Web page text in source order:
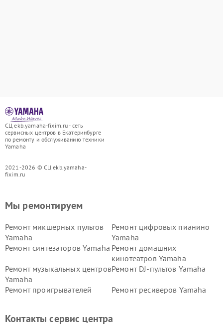
СЦ ekb.yamaha-fixim.ru - сеть
сервисных центров в Екатеринбурге
по ремонту и обслуживанию техники
Yamaha
2021-2026 © СЦ ekb.yamaha-
fixim.ru
Мы ремонтируем
Ремонт микшерных пультов
Yamaha
Ремонт цифровых пианино
Yamaha
Ремонт синтезаторов Yamaha Ремонт домашних
кинотеатров Yamaha
Ремонт музыкальных центров
Yamaha
Ремонт DJ-пультов Yamaha
Ремонт проигрывателей
Ремонт ресиверов Yamaha
Yamaha
Yamaha
Контакты сервис центра